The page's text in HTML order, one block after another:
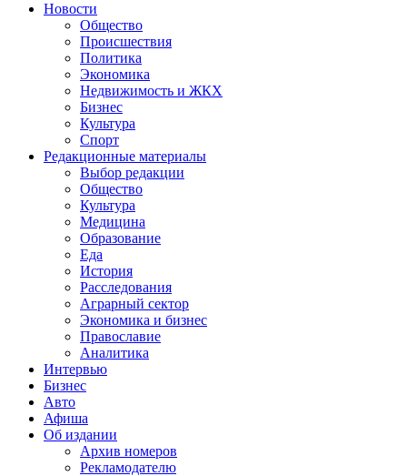
Новости
Общество
Происшествия
Политика
Экономика
Недвижимость и ЖКХ
Бизнес
Культура
Спорт
Редакционные материалы
Выбор редакции
Общество
Культура
Медицина
Образование
Еда
История
Расследования
Аграрный сектор
Экономика и бизнес
Православие
Аналитика
Интервью
Бизнес
Авто
Афиша
Об издании
Архив номеров
Рекламодателю